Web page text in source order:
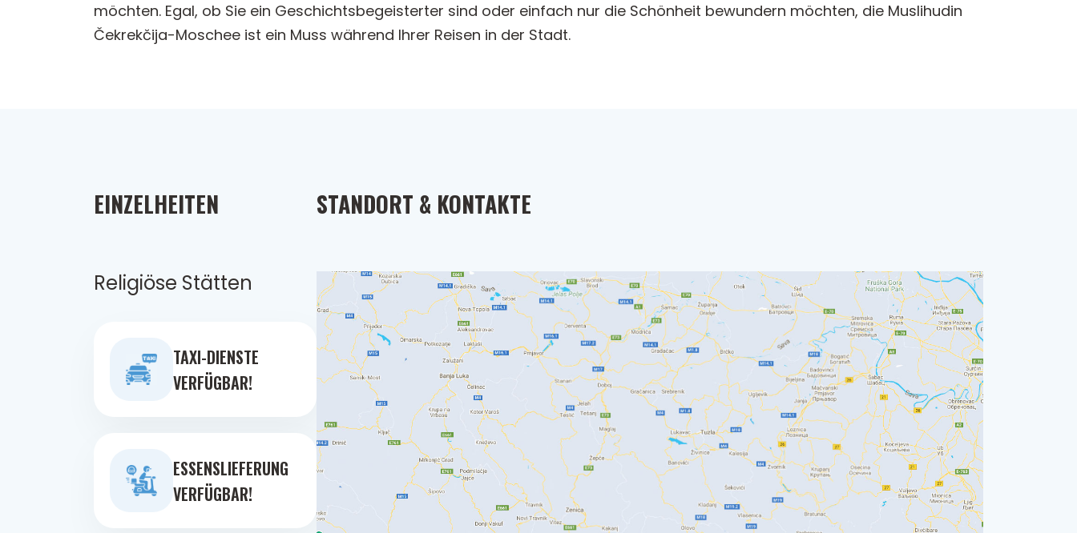
möchten. Egal, ob Sie ein Geschichtsbegeisterter sind oder einfach nur die Schönheit bewundern möchten, die Muslihudin
Čekrekčija-Moschee ist ein Muss während Ihrer Reisen in der Stadt.
EINZELHEITEN
Religiöse Stätten
TAXI-DIENSTE
VERFÜGBAR!
ESSENSLIEFERUNG
VERFÜGBAR!
STANDORT & KONTAKTE